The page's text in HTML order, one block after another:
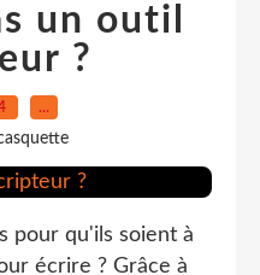
un outil
?
…
pour qu'ils soient à
écrire ? Grâce à